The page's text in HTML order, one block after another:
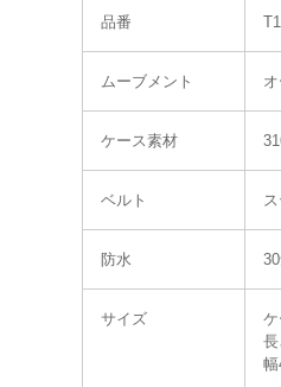
品番
ムーブメント
ケース素材
ベルト
防水
サイズ